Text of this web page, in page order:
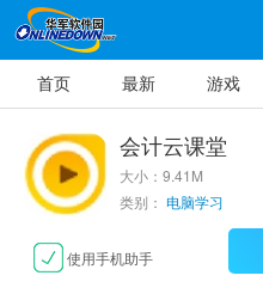
首页 最新 游戏
会计云课堂
大小：9.41M
类别： 电脑学习
使用手机助手